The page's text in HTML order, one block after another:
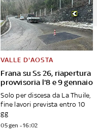
Frana su Ss 26, riapertura
provvisoria l'8 e 9 gennaio
VALLE D'AOSTA
Solo per discesa da La Thuile,
fine lavori prevista entro 10
gg
05 gen - 16:02